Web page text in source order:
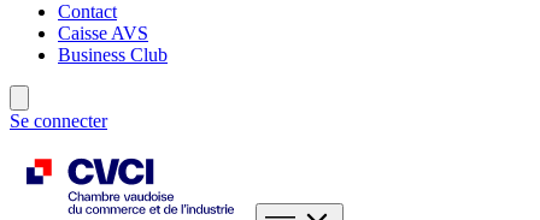
Contact
Caisse AVS
Business Club
Se connecter